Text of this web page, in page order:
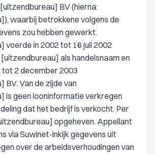
BV (hierna:
waarbij betrokkene volgens de
zou hebben gewerkt.
voerde in 2002 tot 16 juli 2002
als handelsnaam en
tot 2 december 2003
BV. Van de zijde van
is geen looninformatie verkregen
dat het bedrijf is verkocht. Per
opgeheven. Appellant
via Suwinet-inkijk gegevens uit
over de arbeidsverhoudingen van